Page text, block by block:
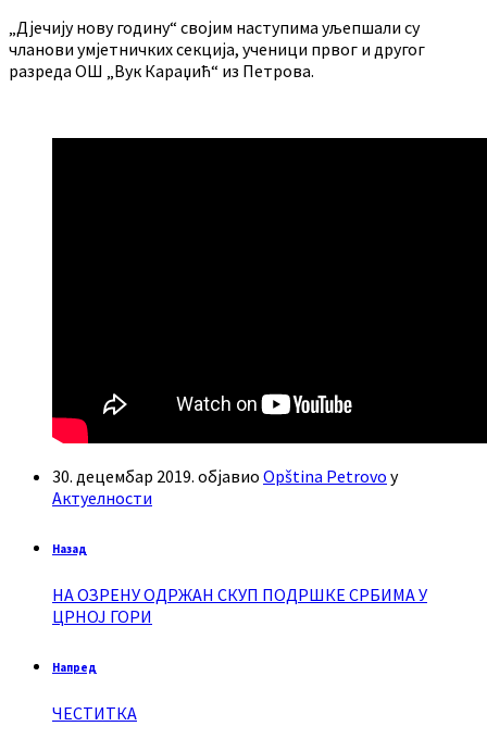
„Дјечију нову годину“ својим наступима уљепшали су
чланови умјетничких секција, ученици првог и другог
разреда ОШ „Вук Караџић“ из Петрова.
30. децембар 2019. објавио Opština Petrovo у
Актуелности
Назад
НА ОЗРЕНУ ОДРЖАН СКУП ПОДРШКЕ СРБИМА У
ЦРНОЈ ГОРИ
Напред
ЧЕСТИТКА